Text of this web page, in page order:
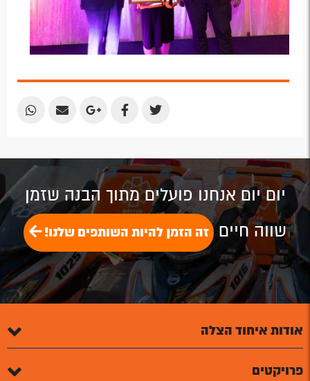
Share
Share
Share
Share
Share
יום יום אנחנו פועלים מתוך הבנה שזמן
שווה חיים זה הזמן להיות השותפים שלנו!
אודות איחוד הצלה
פרויקטים